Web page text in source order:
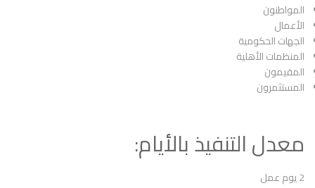
المواطنون
الأعمال
الجهات الحكومية
المنظمات الأهلية
المقيمون
المستثمرون
معدل التنفيذ بالأيام:
2 يوم عمل